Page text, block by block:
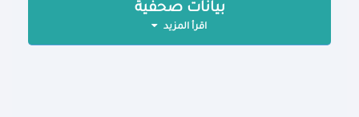
بيانات صحفية
اقرأ المزيد